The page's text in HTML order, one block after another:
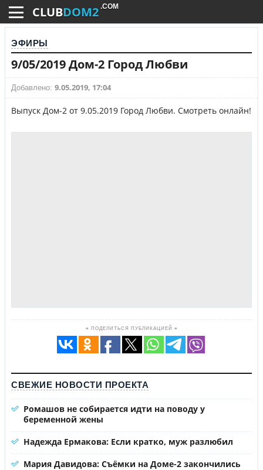
CLUBDOM2 .COM
ЭФИРЫ
9/05/2019 Дом-2 Город Любви
Добавлено: 9.05.2019, 17:04
Выпуск Дом-2 от 9.05.2019 Город Любви. Смотреть онлайн!
≡ ПОДЕЛИТЬСЯ ПУБЛИКАЦИЕЙ ≡
СВЕЖИЕ НОВОСТИ ПРОЕКТА
Ромашов не собирается идти на поводу у
беременной жены
Надежда Ермакова: Если кратко, муж разлюбил
Мария Давидова: Съёмки на Доме-2 закончились